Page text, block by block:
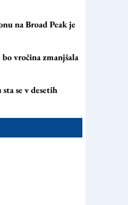
na Broad Peak je
vročina zmanjšala
se v desetih